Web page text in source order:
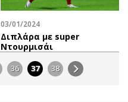
03/01/2024
Διπλάρα με super
Ντουρμισάι
36 37 38